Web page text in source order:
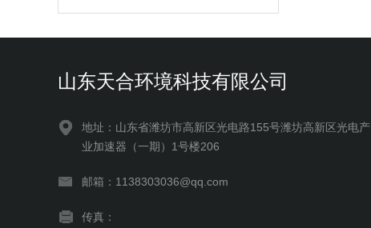
山东天合环境科技有限公司
地址：山东省潍坊市高新区光电路155号潍坊高新区光电产
业加速器（一期）1号楼206
邮箱：1138303036@qq.com
传真：